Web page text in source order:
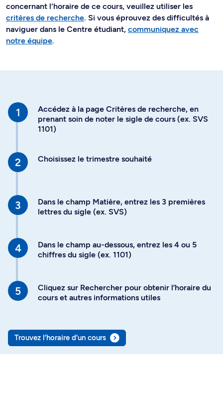
concernant l'horaire de ce cours, veuillez utiliser les
critères de recherche. Si vous éprouvez des difficultés à
naviguer dans le Centre étudiant, communiquez avec
notre équipe.
Accédez à la page Critères de recherche, en
prenant soin de noter le sigle de cours (ex. SVS
1101)
Choisissez le trimestre souhaité
Dans le champ Matière, entrez les 3 premières
lettres du sigle (ex. SVS)
Dans le champ au-dessous, entrez les 4 ou 5
chiffres du sigle (ex. 1101)
Cliquez sur Rechercher pour obtenir l’horaire du
cours et autres informations utiles
Trouvez l’horaire d’un cours